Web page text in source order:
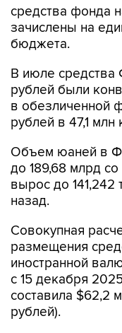
средства фонда
зачислены на
бюджета.
В июле средства
рублей были
в обезличенной
рублей в 47,1 млн
Объем юаней в
до 189,68 млрд
вырос до 141,242
назад.
Совокупная
размещения
иностранной
с 15 декабря
составила $62,2
рублей).